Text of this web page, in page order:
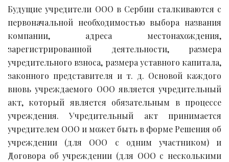
Будущие учредители ООО в Сербии сталкиваются с
первоначальной необходимостью выбора названия
компании, адреса местонахождения,
зарегистрированной деятельности, размера
учредительного взноса, размера уставного капитала,
законного представителя и т. д. Основой каждого
вновь учреждаемого ООО является учредительный
акт, который является обязательным в процессе
учреждения. Учредительный акт принимается
учредителем ООО и может быть в форме Решения об
учреждении (для ООО с одним участником) и
Договора об учреждении (для ООО с несколькими